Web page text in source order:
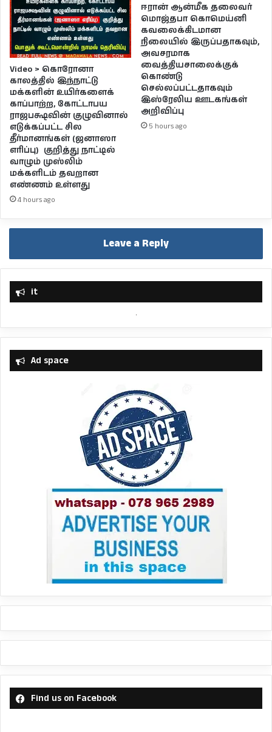
Video > கொரோனா
காலத்தில் இந்நாட்டு
மக்களின் உயிர்களைக்
காப்பாற்ற, கோட்டாபய
ராஜபக்ஷவின் குழுவினால்
எடுக்கப்பட்ட சில
தீர்மானங்கள் (ஜனாஸா
எரிப்பு) குறித்து நாட்டில்
வாழும் முஸ்லிம்
மக்களிடம் தவறான
எண்ணம் உள்ளது
4 hours ago
ஈரான் ஆன்மீக தலைவர்
மொஜ்தபா கொமெய்னி
கவலைக்கிடமான
நிலையில் இருப்பதாகவும்,
அவசரமாக
வைத்தியசாலைக்குக்
கொண்டு
செல்லப்பட்டதாகவும்
இஸ்ரேலிய ஊடகங்கள்
அறிவிப்பு
5 hours ago
Leave a Reply
it
Ad space
Find us on Facebook